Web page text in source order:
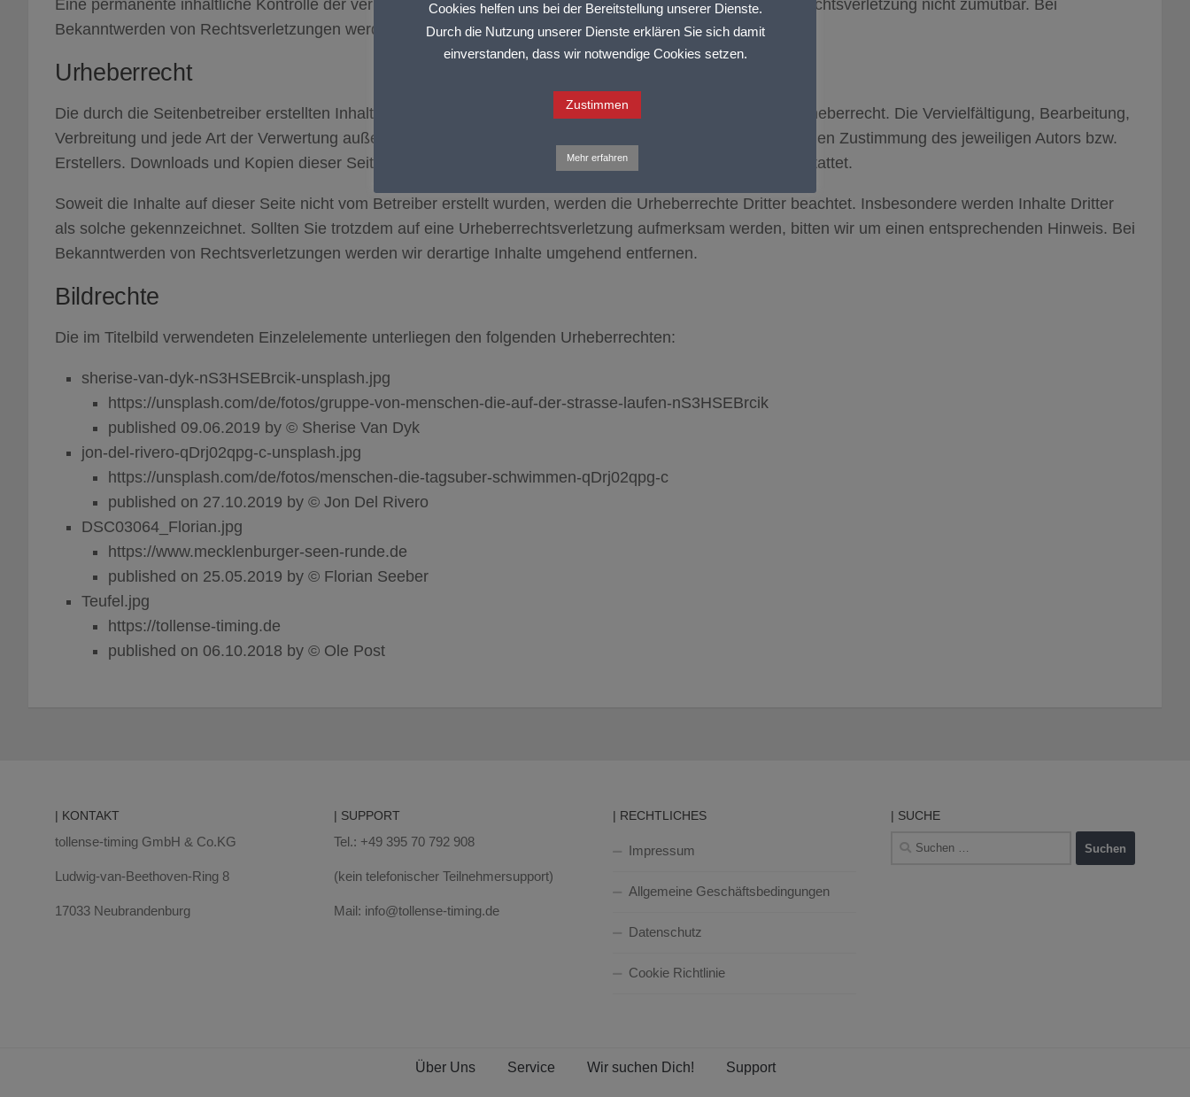
Eine permanente inhaltliche Kontrolle der verlinkten Seiten ist jedoch ohne konkrete Anhaltspunkte einer Rechtsverletzung nicht zumutbar. Bei
Bekanntwerden von Rechtsverletzungen werden wir derartige Links umgehend entfernen.
Urheberrecht
Die durch die Seitenbetreiber erstellten Inhalte und Werke auf diesen Seiten unterliegen dem deutschen Urheberrecht. Die Vervielfältigung, Bearbeitung,
Verbreitung und jede Art der Verwertung außerhalb der Grenzen des Urheberrechtes bedürfen der schriftlichen Zustimmung des jeweiligen Autors bzw.
Erstellers. Downloads und Kopien dieser Seite sind nur für den privaten, nicht kommerziellen Gebrauch gestattet.
Soweit die Inhalte auf dieser Seite nicht vom Betreiber erstellt wurden, werden die Urheberrechte Dritter beachtet. Insbesondere werden Inhalte Dritter
als solche gekennzeichnet. Sollten Sie trotzdem auf eine Urheberrechtsverletzung aufmerksam werden, bitten wir um einen entsprechenden Hinweis. Bei
Bekanntwerden von Rechtsverletzungen werden wir derartige Inhalte umgehend entfernen.
Bildrechte
Die im Titelbild verwendeten Einzelelemente unterliegen den folgenden Urheberrechten:
sherise-van-dyk-nS3HSEBrcik-unsplash.jpg
https://unsplash.com/de/fotos/gruppe-von-menschen-die-auf-der-strasse-laufen-nS3HSEBrcik
published 09.06.2019 by © Sherise Van Dyk
jon-del-rivero-qDrj02qpg-c-unsplash.jpg
https://unsplash.com/de/fotos/menschen-die-tagsuber-schwimmen-qDrj02qpg-c
published on 27.10.2019 by © Jon Del Rivero
DSC03064_Florian.jpg
https://www.mecklenburger-seen-runde.de
published on 25.05.2019 by © Florian Seeber
Teufel.jpg
https://tollense-timing.de
published on 06.10.2018 by © Ole Post
| KONTAKT
tollense-timing GmbH & Co.KG
Ludwig-van-Beethoven-Ring 8
17033 Neubrandenburg
| SUPPORT
Tel.: +49 395 70 792 908
(kein telefonischer Teilnehmersupport)
Mail: info@tollense-timing.de
| RECHTLICHES
Impressum
Allgemeine Geschäftsbedingungen
Datenschutz
Cookie Richtlinie
| SUCHE
Suchen
Über Uns Service Wir suchen Dich! Support
Cookies helfen uns bei der Bereitstellung unserer Dienste.
Durch die Nutzung unserer Dienste erklären Sie sich damit
einverstanden, dass wir notwendige Cookies setzen.
Zustimmen
Mehr erfahren